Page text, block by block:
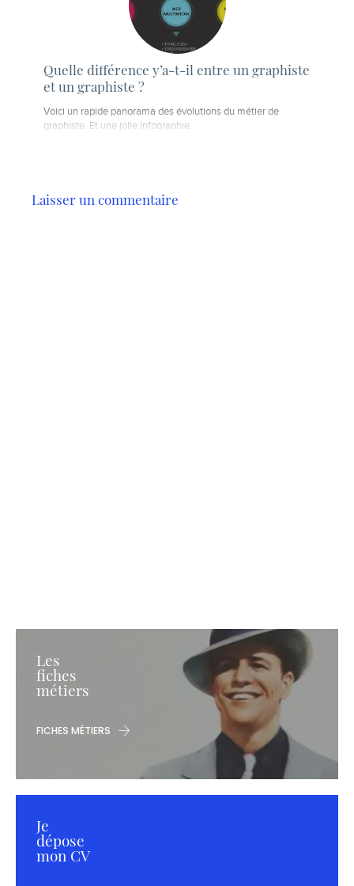
Quelle différence y’a-t-il entre un graphiste
et un graphiste ?
Voici un rapide panorama des évolutions du métier de
graphiste. Et une jolie infographie.
Laisser un commentaire
Les
fiches
métiers
FICHES MÉTIERS
Je
dépose
mon CV